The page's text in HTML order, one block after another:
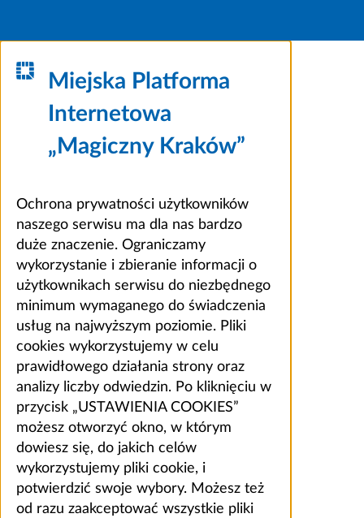
Miejska Platforma
Internetowa
„Magiczny Kraków”
Ochrona prywatności użytkowników
naszego serwisu ma dla nas bardzo
duże znaczenie. Ograniczamy
wykorzystanie i zbieranie informacji o
użytkownikach serwisu do niezbędnego
minimum wymaganego do świadczenia
usług na najwyższym poziomie. Pliki
cookies wykorzystujemy w celu
prawidłowego działania strony oraz
analizy liczby odwiedzin. Po kliknięciu w
przycisk „USTAWIENIA COOKIES”
możesz otworzyć okno, w którym
dowiesz się, do jakich celów
wykorzystujemy pliki cookie, i
potwierdzić swoje wybory. Możesz też
od razu zaakceptować wszystkie pliki